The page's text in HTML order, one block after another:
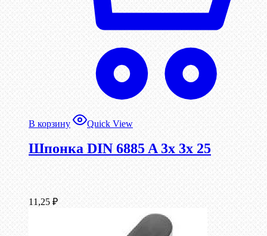
В корзину Quick View
Шпонка DIN 6885 A 3x 3x 25
11,25 ₽